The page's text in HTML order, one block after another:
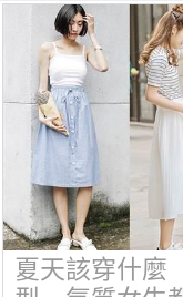
夏天該穿什麼